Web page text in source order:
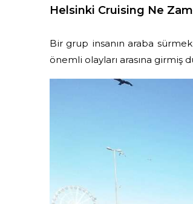
Helsinki Cruising Ne
Bir grup insanın araba
önemli olayları arasına girmiş